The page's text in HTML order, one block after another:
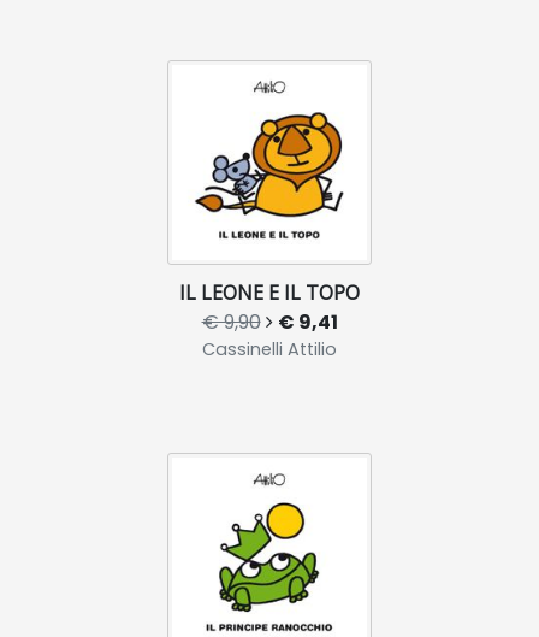
IL LEONE E IL TOPO
€ 9,90 € 9,41
Cassinelli Attilio